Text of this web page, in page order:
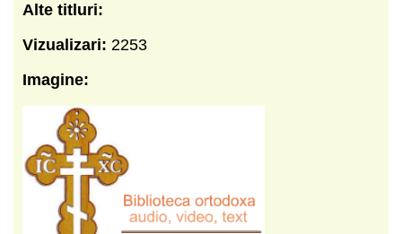
Alte titluri:
Vizualizari: 2253
Imagine: